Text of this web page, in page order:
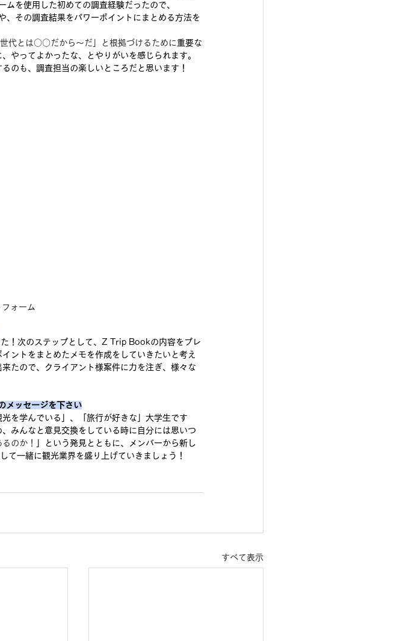
を使用した初めての調査経験だったので、
その調査結果をパワーポイントにまとめる方法を
世代とは○○だから〜だ」と根拠づけるために重要な
やってよかったな、とやりがいを感じられます。
のも、調査担当の楽しいところだと思います！
ォーム
！次のステップとして、Z Trip Bookの内容をプレ
ントをまとめたメモを作成をしていきたいと考え
たので、クライアント様案件に力を注ぎ、様々な
メッセージを下さい
を学んでいる」、「旅行が好きな」大学生です
、みんなと意見交換をしている時に自分には思いつ
のか！
」という発見とともに、メンバーから新し
て一緒に観光業界を盛り上げていきましょう！
すべて表示